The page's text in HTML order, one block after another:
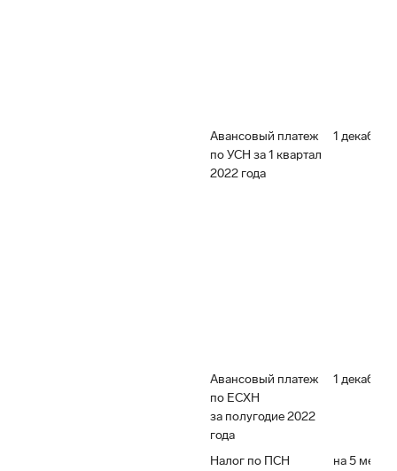
Авансовый платеж
по УСН за 1 квартал
2022 года
1 декабря
Авансовый платеж
по ЕСХН
за полугодие 2022
года
1 декабря
Налог по ПСН
на 5